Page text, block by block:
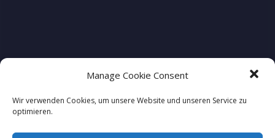
Manage Cookie Consent
Wir verwenden Cookies, um unsere Website und unseren Service zu
optimieren.
HWG